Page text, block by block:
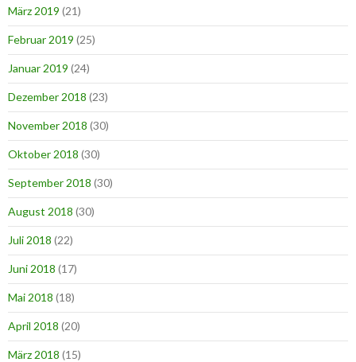
März 2019 (21)
Februar 2019 (25)
Januar 2019 (24)
Dezember 2018 (23)
November 2018 (30)
Oktober 2018 (30)
September 2018 (30)
August 2018 (30)
Juli 2018 (22)
Juni 2018 (17)
Mai 2018 (18)
April 2018 (20)
März 2018 (15)